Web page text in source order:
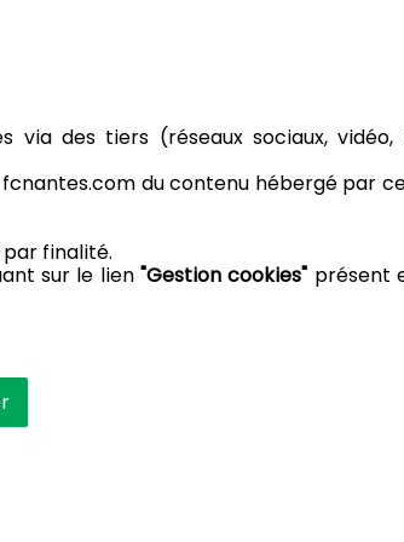
des tiers (réseaux sociaux, vidéo,
du contenu hébergé par
finalité.
sur le lien "Gestion cookies" présent